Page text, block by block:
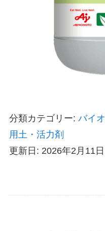
分類カテゴリー: バイ
用土・活力剤
更新日: 2026年2月11日